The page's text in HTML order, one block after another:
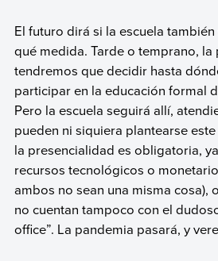
El futuro dirá si la escuela
qué medida. Tarde o temprano,
tendremos que decidir hasta
participar en la educación formal
Pero la escuela seguirá allí,
pueden ni siquiera plantearse
la presencialidad es obligatoria,
recursos tecnológicos o
ambos no sean una misma cosa),
no cuentan tampoco con el
office”. La pandemia pasará, y